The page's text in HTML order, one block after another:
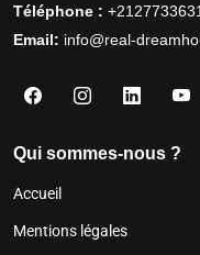
Téléphone :
Email: info@real-
Qui sommes-nous ?
Accueil
Mentions légales